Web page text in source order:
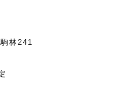
林241